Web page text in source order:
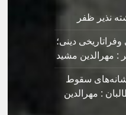
نذیر ظفر
دینی؛
: مهرالدین مشید
سقوط
: مهرالدین